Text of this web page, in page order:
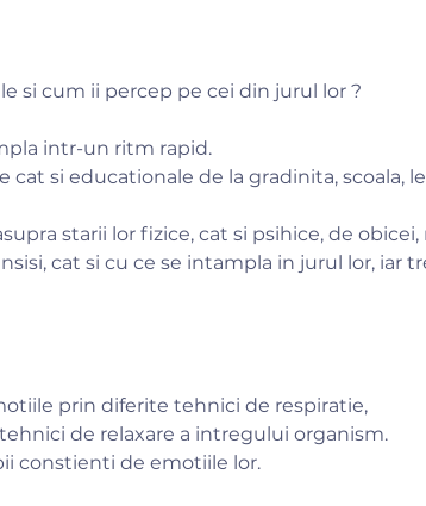
si cum ii percep pe cei din jurul lor ?
intr-un ritm rapid.
si educationale de la gradinita, scoala,
starii lor fizice, cat si psihice, de obicei,
cat si cu ce se intampla in jurul lor, iar
prin diferite tehnici de respiratie,
de relaxare a intregului organism.
constienti de emotiile lor.